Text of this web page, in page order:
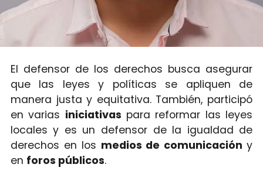
El defensor de los derechos busca asegurar
que las leyes y políticas se apliquen de
manera justa y equitativa. También, participó
en varias iniciativas para reformar las leyes
locales y es un defensor de la igualdad de
derechos en los medios de comunicacióny
en foros públicos.